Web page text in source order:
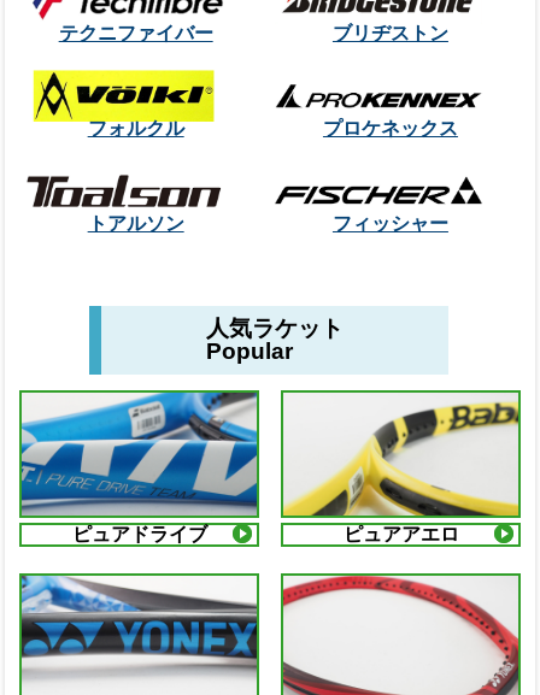
テクニファイバー ブリヂストン
フォルクル プロケネックス
トアルソン フィッシャー
人気ラケット
Popular
ピュアドライブ ピュアアエロ